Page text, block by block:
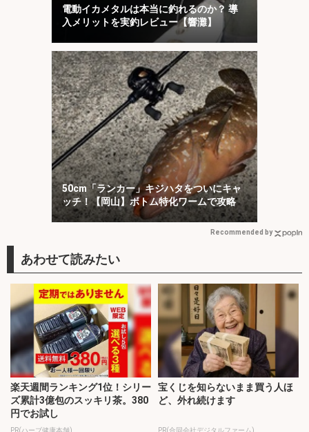
電動イカメタルは本当に釣れるのか？ 導
入メリットを実釣レビュー【響灘】
50cm「ランカー」キジハタをついにキャ
ッチ！【岡山】ボトム特化ワームで攻略
Recommended by
楽天週間ランキング1位！シリー
ズ累計3億包のスッキリ茶。380
円でお試し
PR(ハーブ健康本舗)
宝くじを知らないまま買う人ほ
ど、外れ続けます
PR(合同会社デジタルファーム)